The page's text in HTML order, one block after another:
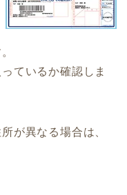
ているか確認しま
が異なる場合は、